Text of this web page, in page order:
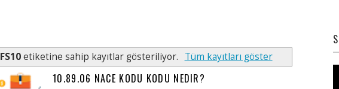
FS10etiketine sahip kayıtlar gösteriliyor. Tüm kayıtları göster
10.89.06 NACE KODU KODU NEDIR?